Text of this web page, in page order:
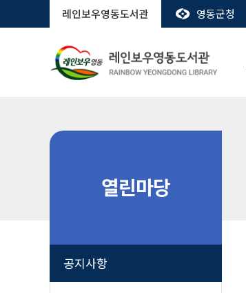
레인보우영동도서관
영동군청
열린마당
공지사항